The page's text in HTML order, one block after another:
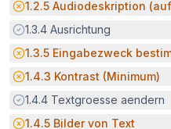
Potenzielle Barriere:
1.2.5 Audiodeskription
Erfüllt:
1.3.4 Ausrichtung
Potenzielle Barriere:
1.3.5 Eingabezweck
Potenzielle Barriere:
1.4.3 Kontrast (Minimum)
Erfüllt:
1.4.4 Textgroesse aendern
Potenzielle Barriere:
1.4.5 Bilder von Text